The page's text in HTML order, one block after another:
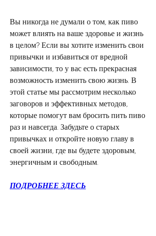
Вы никогда не думали о том, как пиво
может влиять на ваше здоровье и жизнь
в целом? Если вы хотите изменить свои
привычки и избавиться от вредной
зависимости, то у вас есть прекрасная
возможность изменить свою жизнь. В
этой статье мы рассмотрим несколько
заговоров и эффективных методов,
которые помогут вам бросить пить пиво
раз и навсегда. Забудьте о старых
привычках и откройте новую главу в
своей жизни, где вы будете здоровым,
энергичным и свободным.
ПОДРОБНЕЕ ЗДЕСЬ